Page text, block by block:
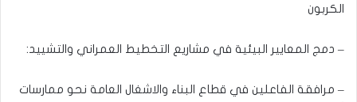
الكربون
– دمج المعايير البيئية في مشاريع التخطيط العمراني والتشييد:
– مرافقة الفاعلين في قطاع البناء والاشغال العامة نحو ممارسات